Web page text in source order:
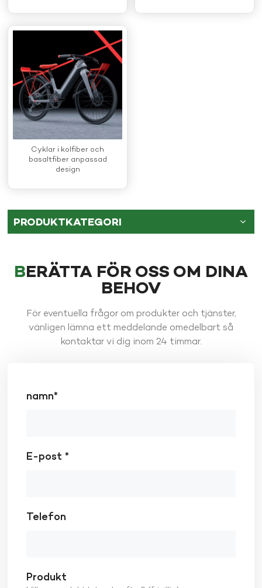
Cyklar i kolfiber och
basaltfiber anpassad
design
PRODUKTKATEGORI
BERÄTTA FÖR OSS OM DINA
BEHOV
För eventuella frågor om produkter och tjänster,
vänligen lämna ett meddelande omedelbart så
kontaktar vi dig inom 24 timmar.
namn*
E-post *
Telefon
Produkt